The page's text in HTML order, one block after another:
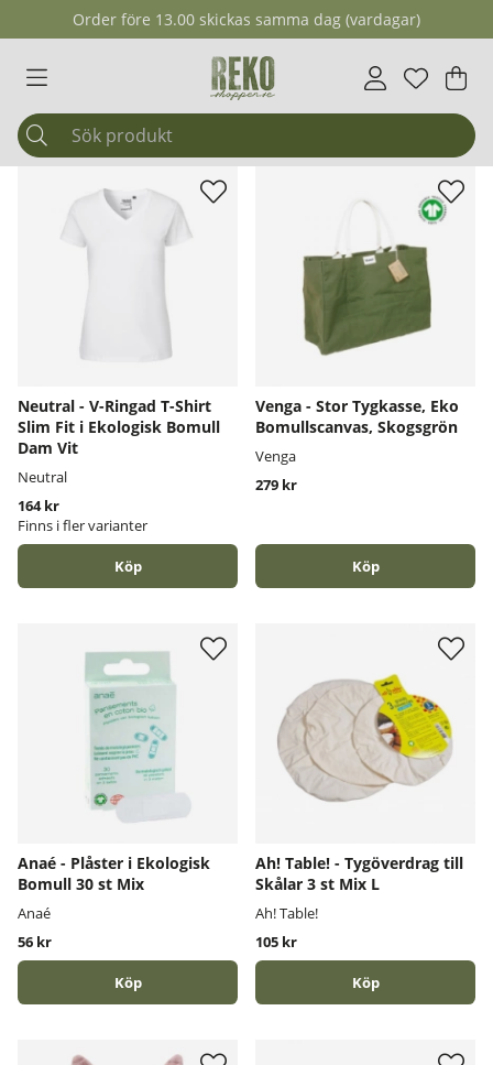
Order före 13.00 skickas samma dag (vardagar)
Antal i
. .
Neutral - V-Ringad T-Shirt
Slim Fit i Ekologisk Bomull
Dam Vit
Neutral
164 kr
Finns i fler varianter
Köp
Venga - Stor Tygkasse, Eko
Bomullscanvas, Skogsgrön
Venga
279 kr
Köp
Anaé - Plåster i Ekologisk
Bomull 30 st Mix
Anaé
56 kr
Köp
Ah! Table! - Tygöverdrag till
Skålar 3 st Mix L
Ah! Table!
105 kr
Köp